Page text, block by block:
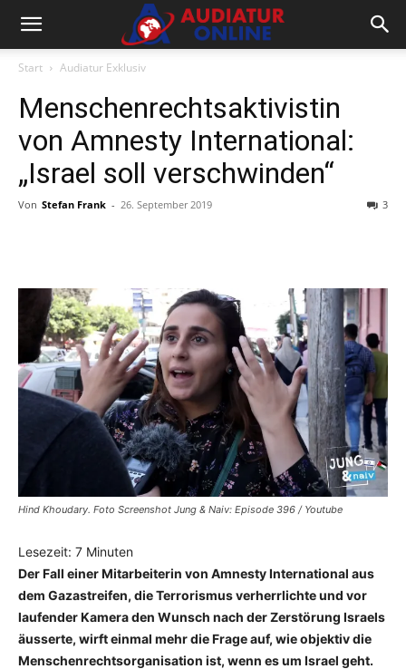
Start Audiatur Exklusiv
Menschenrechtsaktivistin
von Amnesty International:
„Israel soll verschwinden“
Von Stefan Frank - 26. September 2019 3
Hind Khoudary. Foto Screenshot Jung & Naiv: Episode 396 / Youtube
Lesezeit: 7 Minuten
Der Fall einer Mitarbeiterin von Amnesty International aus
dem Gazastreifen, die Terrorismus verherrlichte und vor
laufender Kamera den Wunsch nach der Zerstörung Israels
äusserte, wirft einmal mehr die Frage auf, wie objektiv die
Menschenrechtsorganisation ist, wenn es um Israel geht.